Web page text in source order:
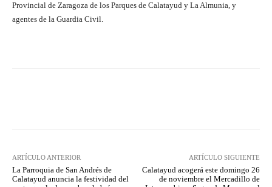
Provincial de Zaragoza de los Parques de Calatayud y La Almunia, y
agentes de la Guardia Civil.
ARTÍCULO ANTERIOR
La Parroquia de San Andrés de
Calatayud anuncia la festividad del
ARTÍCULO SIGUIENTE
Calatayud acogerá este domingo 26
de noviembre el Mercadillo de